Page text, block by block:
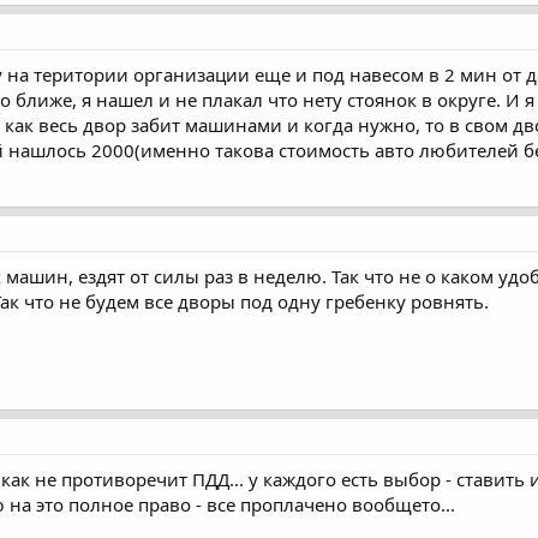
територии организации еще и под навесом в 2 мин
я нашел и не плакал что нету стоянок в округе. И
как весь двор забит машинами и когда нужно, то в свом
2000(именно такова стоимость авто любителей
ездят от силы раз в неделю. Так что не о каком
что не будем все дворы под одну гребенку ровнять.
не противоречит ПДД... у каждого есть выбор -
это полное право - все проплачено вообщето...